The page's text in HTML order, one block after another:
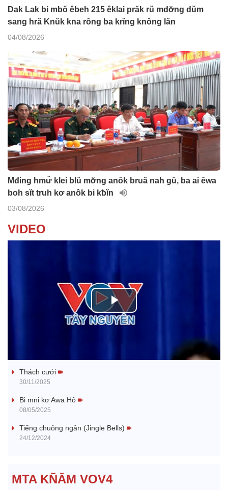
Dak Lak bi mbŏ êbeh 215 êklai prăk rŭ mdơ̆ng dŭm
sang hră Knŭk kna rông ba krĭng knông lăn
04/08/2026
Mđing hmư̆ klei blŭ mơ̆ng anôk bruă nah gŭ, ba ai êwa
boh sĭt truh kơ anôk bi kƀĭn
03/08/2026
VIDEO
P
a
i
Thách cưới
30/11/2025
Bi mni kơ Awa Hô
08/05/2025
Tiếng chuông ngân (Jingle Bells)
24/12/2024
MTA KÑĂM VOV4